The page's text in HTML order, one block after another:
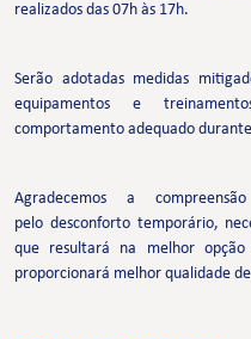
realizados das 07h às 17h.
Serão adotadas medidas
equipamentos e
comportamento adequado
Agradecemos a
pelo desconforto temporário,
que resultará na melhor
proporcionará melhor qualidade